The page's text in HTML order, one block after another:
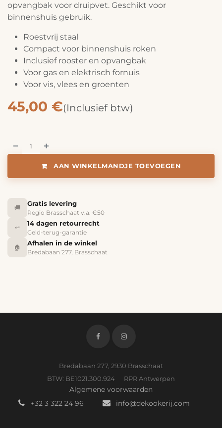
opvangbak voor druipvet. Geschikt voor
binnenshuis gebruik.
Roestvrij staal
Compact voor binnenshuis roken
Inclusief rooster en opvangbak
Voor gas en elektrisch fornuis
Voor vis, vlees en groenten
45,00 €(Inclusief btw)
AAN WINKELMANDJE TOEVOEGEN
🚚
Gratis levering
Regio Brasschaat v.a. €50
↩️
14 dagen retourrecht
Geld-terug-garantie
🏠
Afhalen in de winkel
Bredabaan 277, Brasschaat
Bredabaan 277, 2930 Brasschaat
BTW: BE1021.300.924 RPR Antwerpen
Algemene voorwaarden
+32 3 322 24 96
info@dekookerij.com